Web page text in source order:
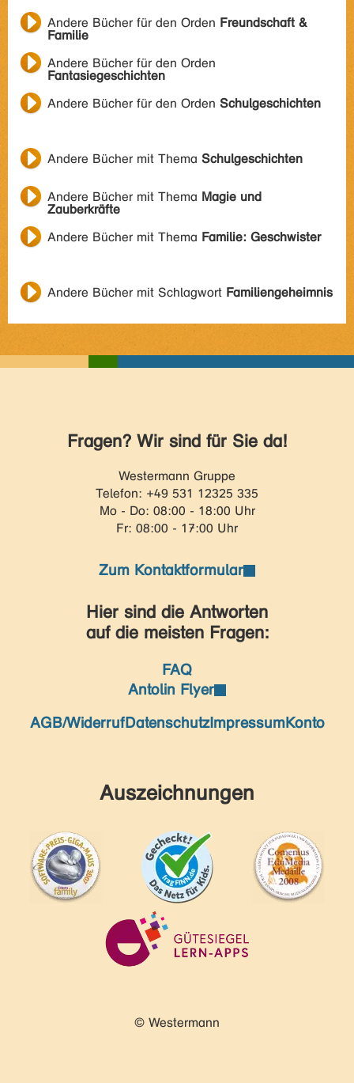
Andere Bücher für den Orden Freundschaft &
Familie
Andere Bücher für den Orden
Fantasiegeschichten
Andere Bücher für den Orden Schulgeschichten
Andere Bücher mit Thema Schulgeschichten
Andere Bücher mit Thema Magie und
Zauberkräfte
Andere Bücher mit Thema Familie: Geschwister
Andere Bücher mit Schlagwort Familiengeheimnis